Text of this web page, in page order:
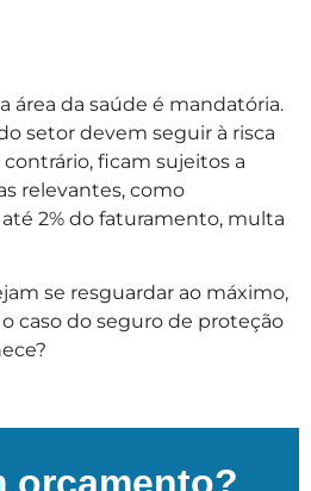
área da saúde é mandatória.
setor devem seguir à risca
contrário, ficam sujeitos a
relevantes, como
2% do faturamento, multa
se resguardar ao máximo,
caso do seguro de proteção